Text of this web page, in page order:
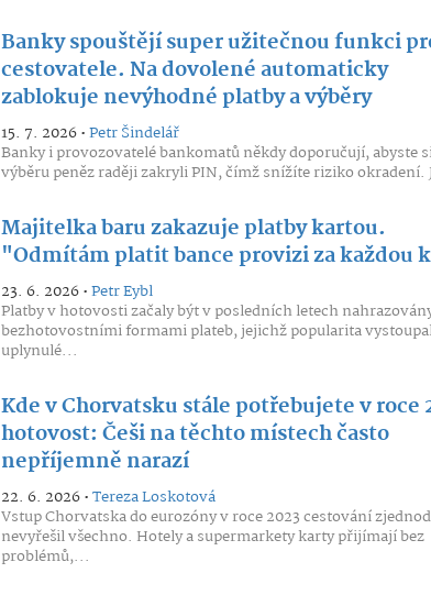
Banky spouštějí super užitečnou funkci
cestovatele. Na dovolené automaticky
zablokuje nevýhodné platby a výběry
15. 7. 2026 •Petr Šindelář
Banky i provozovatelé bankomatů někdy doporučují, abyste
výběru peněz raději zakryli PIN, čímž snížíte riziko okradení.
Majitelka baru zakazuje platby kartou.
"Odmítám platit bance provizi za každou
23. 6. 2026 •Petr Eybl
Platby v hotovosti začaly být v posledních letech
bezhotovostními formami plateb, jejichž popularita
uplynulé...
Kde v Chorvatsku stále potřebujete v roce
hotovost: Češi na těchto místech často
nepříjemně narazí
22. 6. 2026 •Tereza Loskotová
Vstup Chorvatska do eurozóny v roce 2023 cestování
nevyřešil všechno. Hotely a supermarkety karty přijímají bez
problémů,...